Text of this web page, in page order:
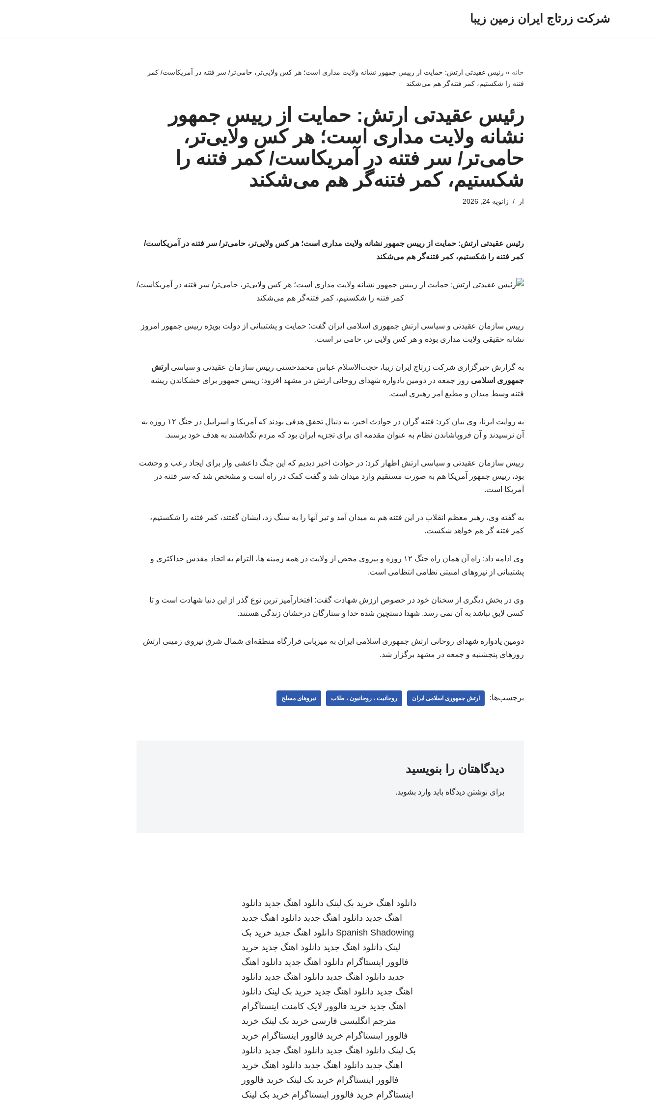
شرکت زرتاج ایران زمین زیبا
خانه » رئیس عقیدتی ارتش: حمایت از رییس جمهور نشانه ولایت مداری است؛ هر کس ولایی‌تر، حامی‌تر/ سر فتنه در آمریکاست/ کمر
فتنه را شکستیم، کمر فتنه‌گر هم می‌شکند
رئیس عقیدتی ارتش: حمایت از رییس جمهور
نشانه ولایت مداری است؛ هر کس ولایی‌تر،
حامی‌تر/ سر فتنه در آمریکاست/ کمر فتنه را
شکستیم، کمر فتنه‌گر هم می‌شکند
از ژانویه 24, 2026
رئیس عقیدتی ارتش: حمایت از رییس جمهور نشانه ولایت مداری است؛ هر کس ولایی‌تر، حامی‌تر/ سر فتنه در آمریکاست/
کمر فتنه را شکستیم، کمر فتنه‌گر هم می‌شکند
رییس سازمان عقیدتی و سیاسی ارتش جمهوری اسلامی ایران گفت: حمایت و پشتیبانی از دولت بویژه رییس جمهور امروز
نشانه حقیقی ولایت مداری بوده و هر کس ولایی تر، حامی تر است.
به گزارش خبرگزاری شرکت زرتاج ایران زیبا، حجت‌الاسلام عباس محمدحسنی رییس سازمان عقیدتی و سیاسی ارتش
جمهوری اسلامی روز جمعه در دومین یادواره شهدای روحانی ارتش در مشهد افزود: رییس جمهور برای خشکاندن ریشه
فتنه وسط میدان و مطیع امر رهبری است.
به روایت ایرنا، وی بیان کرد: فتنه گران در حوادث اخیر، به دنبال تحقق هدفی بودند که آمریکا و اسراییل در جنگ ۱۲ روزه به
آن نرسیدند و آن فروپاشاندن نظام به عنوان مقدمه ای برای تجزیه ایران بود که مردم نگذاشتند به هدف خود برسند.
رییس سازمان عقیدتی و سیاسی ارتش اظهار کرد: در حوادث اخیر دیدیم که این جنگ داعشی وار برای ایجاد رعب و وحشت
بود، رییس جمهور آمریکا هم به صورت مستقیم وارد میدان شد و گفت کمک در راه است و مشخص شد که سر فتنه در
آمریکا است.
به گفته وی، رهبر معظم انقلاب در این فتنه هم به میدان آمد و تیر آنها را به سنگ زد، ایشان گفتند، کمر فتنه را شکستیم،
کمر فتنه گر هم خواهد شکست.
وی ادامه داد: راه آن همان راه جنگ ۱۲ روزه و پیروی محض از ولایت در همه زمینه ها، التزام به اتحاد مقدس حداکثری و
پشتیبانی از نیروهای امنیتی نظامی انتظامی است.
وی در بخش دیگری از سخنان خود در خصوص ارزش شهادت گفت: افتخارآمیز ترین نوع گذر از این دنیا شهادت است و تا
کسی لایق نباشد به آن نمی رسد. شهدا دستچین شده خدا و ستارگان درخشان زندگی هستند.
دومین یادواره شهدای روحانی ارتش جمهوری اسلامی ایران به میزبانی قرارگاه منطقه‌ای شمال شرق نیروی زمینی ارتش
روزهای پنجشنبه و جمعه در مشهد برگزار شد.
برچسب‌ها: ارتش جمهوری اسلامی ایران روحانیت ، روحانیون ، طلاب نیروهای مسلح
دیدگاهتان را بنویسید
برای نوشتن دیدگاه باید وارد بشوید.
دانلود اهنگ خرید بک لینک دانلود اهنگ جدید دانلود
اهنگ جدید دانلود اهنگ جدید دانلود اهنگ جدید
Spanish Shadowing دانلود اهنگ جدید خرید بک
لینک دانلود اهنگ جدید دانلود اهنگ جدید خرید
فالوور اینستاگرام دانلود اهنگ جدید دانلود اهنگ
جدید دانلود اهنگ جدید دانلود اهنگ جدید دانلود
اهنگ جدید دانلود اهنگ جدید خرید بک لینک دانلود
اهنگ جدید خرید فالوور لایک کامنت اینستاگرام
مترجم انگلیسی فارسی خرید بک لینک خرید
فالوور اینستاگرام خرید فالوور اینستاگرام خرید
بک لینک دانلود اهنگ جدید دانلود اهنگ جدید دانلود
اهنگ جدید دانلود اهنگ جدید دانلود اهنگ خرید
فالوور اینستاگرام خرید بک لینک خرید فالوور
اینستاگرام خرید فالوور اینستاگرام خرید بک لینک